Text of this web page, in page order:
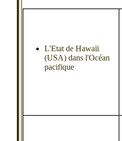
L'Etat de Hawaïi
(USA) dans l'Océan
pacifique